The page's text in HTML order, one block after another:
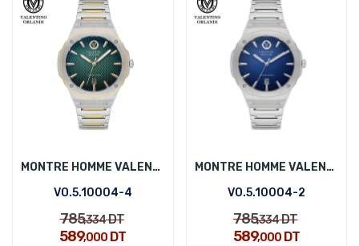
MONTRE HOMME VALENTINO ORLANDI VO.5.10004-4
VO.5.10004-4
785,334DT
589,000 DT
MONTRE HOMME VALENTINO ORLANDI VO.5.10004-2
VO.5.10004-2
785,334DT
589,000DT